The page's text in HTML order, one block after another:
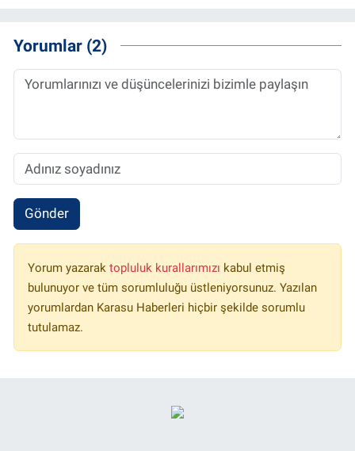
Yorumlar (2)
Gönder
Yorum yazarak topluluk kurallarımızı kabul etmiş
bulunuyor ve tüm sorumluluğu üstleniyorsunuz. Yazılan
yorumlardan Karasu Haberleri hiçbir şekilde sorumlu
tutulamaz.